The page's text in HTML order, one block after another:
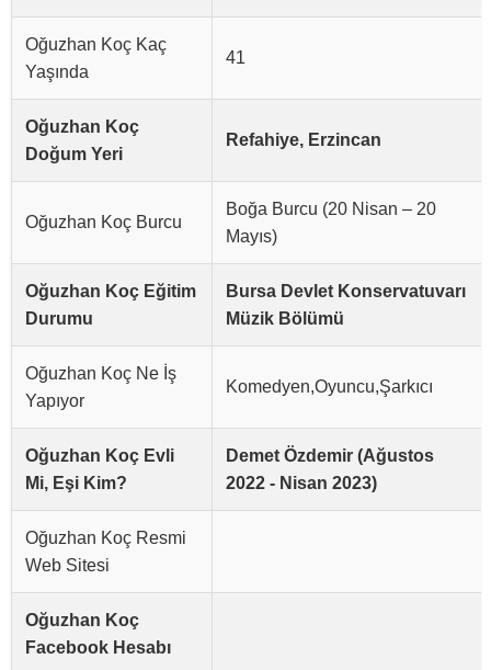
Oğuzhan Koç Kaç
Yaşında
41
Oğuzhan Koç
Doğum Yeri
Refahiye, Erzincan
Oğuzhan Koç Burcu
Boğa Burcu (20 Nisan – 20
Mayıs)
Oğuzhan Koç Eğitim
Durumu
Bursa Devlet Konservatuvarı
Müzik Bölümü
Oğuzhan Koç Ne İş
Yapıyor
Komedyen,Oyuncu,Şarkıcı
Oğuzhan Koç Evli
Mi, Eşi Kim?
Demet Özdemir (Ağustos
2022 - Nisan 2023)
Oğuzhan Koç Resmi
Web Sitesi
Oğuzhan Koç
Facebook Hesabı